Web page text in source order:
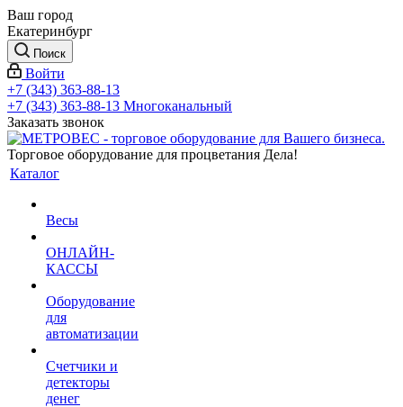
Ваш город
Екатеринбург
Поиск
Войти
+7 (343) 363-88-13
+7 (343) 363-88-13 Многоканальный
Заказать звонок
Торговое оборудование для процветания Дела!
Каталог
Весы
ОНЛАЙН-
КАССЫ
Оборудование
для
автоматизации
Счетчики и
детекторы
денег